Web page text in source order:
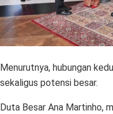
Menurutnya, hubungan
sekaligus potensi besar.
Duta Besar Ana Martinho,